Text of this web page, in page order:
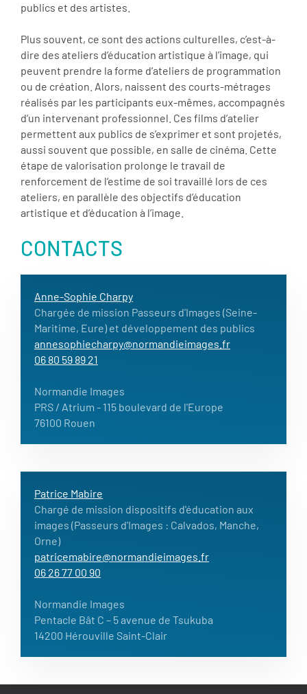
publics et des artistes.
Plus souvent, ce sont des actions culturelles, c’est-à-
dire des ateliers d’éducation artistique à l’image, qui
peuvent prendre la forme d’ateliers de programmation
ou de création. Alors, naissent des courts-métrages
réalisés par les participants eux-mêmes, accompagnés
d’un intervenant professionnel. Ces films d’atelier
permettent aux publics de s’exprimer et sont projetés,
aussi souvent que possible, en salle de cinéma. Cette
étape de valorisation prolonge le travail de
renforcement de l’estime de soi travaillé lors de ces
ateliers, en parallèle des objectifs d’éducation
artistique et d’éducation à l’image.
CONTACTS
Anne-Sophie Charpy
Chargée de mission Passeurs d'Images (Seine-
Maritime, Eure) et développement des publics
annesophiecharpy@normandieimages.fr
06 80 59 89 21
Normandie Images
PRS / Atrium - 115 boulevard de l'Europe
76100 Rouen
Patrice Mabire
Chargé de mission dispositifs d'éducation aux
images (Passeurs d'Images : Calvados, Manche,
Orne)
patricemabire@normandieimages.fr
06 26 77 00 90
Normandie Images
Pentacle Bât C – 5 avenue de Tsukuba
14200 Hérouville Saint-Clair